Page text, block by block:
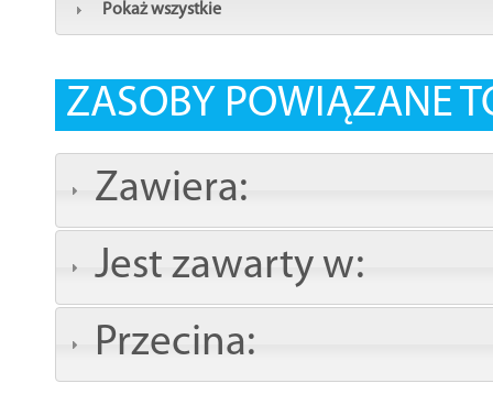
Pokaż wszystkie
ZASOBY POWIĄZANE
Zawiera:
Jest zawarty w:
Przecina: